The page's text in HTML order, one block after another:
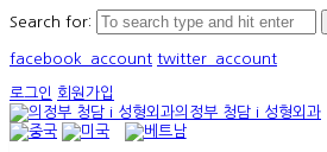
Search for:
facebook_account twitter_account
로그인 회원가입
의정부 청담 i 성형외과